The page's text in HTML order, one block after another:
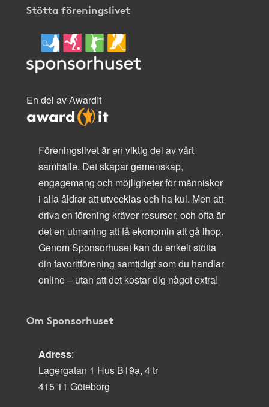
Stötta föreningslivet
En del av AwardIt
Föreningslivet är en viktig del av vårt
samhälle. Det skapar gemenskap,
engagemang och möjligheter för människor
i alla åldrar att utvecklas och ha kul. Men att
driva en förening kräver resurser, och ofta är
det en utmaning att få ekonomin att gå ihop.
Genom Sponsorhuset kan du enkelt stötta
din favoritförening samtidigt som du handlar
online – utan att det kostar dig något extra!
Om Sponsorhuset
Adress:
Lagergatan 1 Hus B19a, 4 tr
415 11 Göteborg